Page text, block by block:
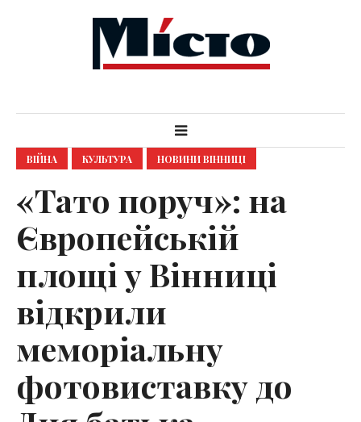
ВІЙНА КУЛЬТУРА НОВИНИ ВІННИЦІ
«Тато поруч»: на
Європейській
площі у Вінниці
відкрили
меморіальну
фотовиставку до